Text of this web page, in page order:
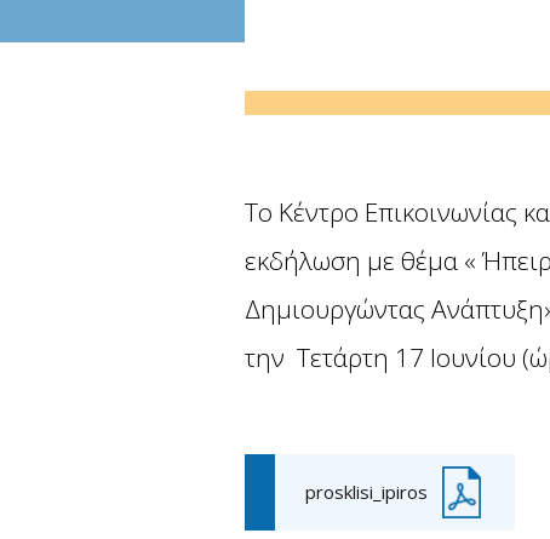
Το Κέντρο Επικοινωνίας
εκδήλωση με θέμα «
Δημιουργώντας
την Τετάρτη 17 Ιουνίου
prosklisi_ipiros